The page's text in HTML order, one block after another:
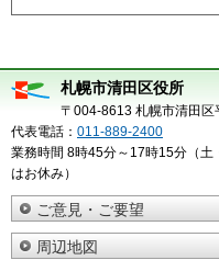
札幌市清田区役所
〒004-8613 札幌市清田区
代表電話： 011-889-2400
業務時間 8時45分～17時15分（土
はお休み）
ご意見・ご要望
周辺地図